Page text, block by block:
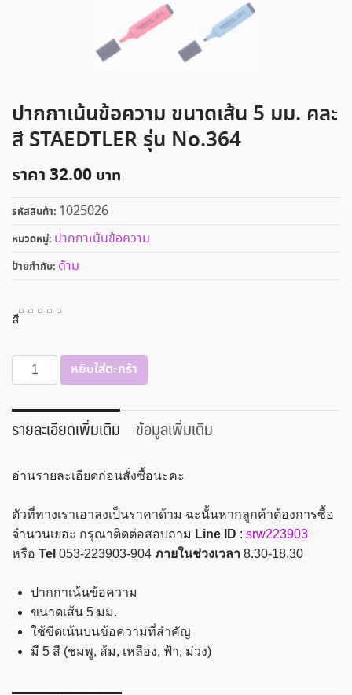
ปากกาเน้นข้อความ ขนาดเส้น 5 มม. คละ
สี STAEDTLER รุ่น No.364
ราคา32.00
รหัสสินค้า: 1025026
หมวดหมู่: ปากกาเน้นข้อความ
ป้ายกำกับ: ด้าม
สี
จำนวน
ปากกา
ข้อความ
ขนาด
5
คละ
สี
STAEDTLER
No.364
ชิ้น
หยิบใส่ตะกร้า
รายละเอียดเพิ่มเติม ข้อมูลเพิ่มเติม
อ่านรายละเอียดก่อนสั่งซื้อนะคะ
ตัวที่ทางเราเอาลงเป็นราคาด้าม ฉะนั้นหากลูกค้าต้องการซื้อ
จำนวนเยอะ กรุณาติดต่อสอบถาม Line ID : srw223903
หรือ Tel 053-223903-904 ภายในช่วงเวลา 8.30-18.30
ปากกาเน้นข้อความ
ขนาดเส้น 5 มม.
ใช้ขีดเน้นบนข้อความที่สำคัญ
มี 5 สี (ชมพู, ส้ม, เหลือง, ฟ้า, ม่วง)